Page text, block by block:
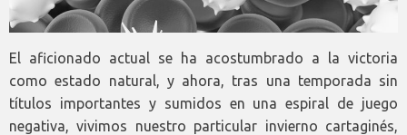
El aficionado actual se ha acostumbrado a la victoria
como estado natural, y ahora, tras una temporada sin
títulos importantes y sumidos en una espiral de juego
negativa, vivimos nuestro particular invierno cartaginés,